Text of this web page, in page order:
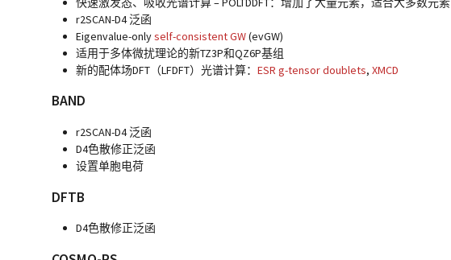
r2SCAN-D4 泛函
Eigenvalue-onlyself-consistent GW(evGW)
适用于多体微扰理论的新TZ3P和QZ6P基组
新的配体场DFT（LFDFT）光谱计算：ESR g-tensor doublets,XMCD
BAND
r2SCAN-D4 泛函
D4色散修正泛函
设置单胞电荷
DFTB
D4色散修正泛函